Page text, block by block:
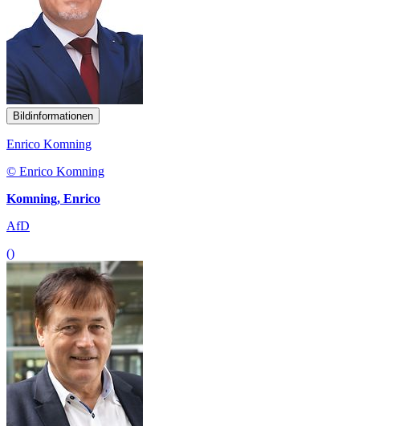
Bildinformationen
Enrico Komning
© Enrico Komning
Komning, Enrico
AfD
()